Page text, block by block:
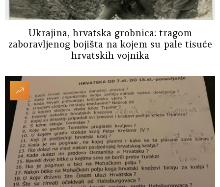
Ukrajina, hrvatska grobnica: tragom
zaboravljenog bojišta na kojem su pale tisuće
hrvatskih vojnika